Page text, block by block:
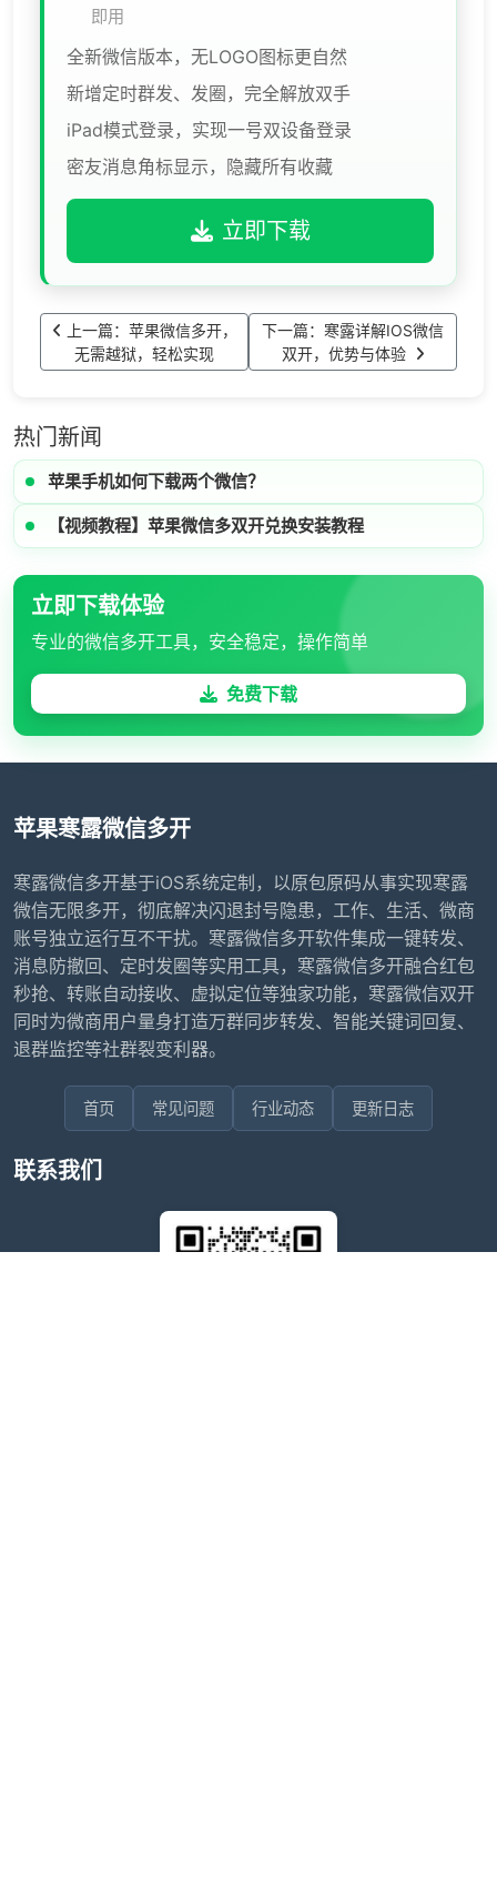
即用
全新微信版本，无LOGO图标更自然
新增定时群发、发圈，完全解放双手
iPad模式登录，实现一号双设备登录
密友消息角标显示，隐藏所有收藏
立即下载
上一篇：苹果微信多开，
无需越狱，轻松实现
下一篇：寒露详解IOS微信
双开，优势与体验
热门新闻
苹果手机如何下载两个微信？
【视频教程】苹果微信多双开兑换安装教程
立即下载体验
专业的微信多开工具，安全稳定，操作简单
免费下载
苹果寒露微信多开
寒露微信多开基于iOS系统定制，以原包原码从事实现寒露
微信无限多开，彻底解决闪退封号隐患，工作、生活、微商
账号独立运行互不干扰。寒露微信多开软件集成一键转发、
消息防撤回、定时发圈等实用工具，寒露微信多开融合红包
秒抢、转账自动接收、虚拟定位等独家功能，寒露微信双开
同时为微商用户量身打造万群同步转发、智能关键词回复、
退群监控等社群裂变利器。
首页 常见问题 行业动态 更新日志
联系我们